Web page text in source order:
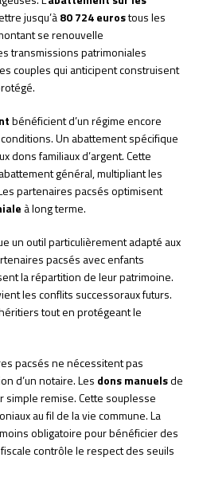
jusqu’à80 724 eurostous les
se renouvelle
transmissions patrimoniales
couples qui anticipent construisent
bénéficient d’un régime encore
Un abattement spécifique
dons familiaux d’argent. Cette
général, multipliant les
partenaires pacsés optimisent
à long terme.
un outil particulièrement adapté aux
pacsés avec enfants
la répartition de leur patrimoine.
les conflits successoraux futurs.
tout en protégeant le
pacsés ne nécessitent pas
d’un notaire. Les dons manuelsde
simple remise. Cette souplesse
au fil de la vie commune. La
obligatoire pour bénéficier des
contrôle le respect des seuils